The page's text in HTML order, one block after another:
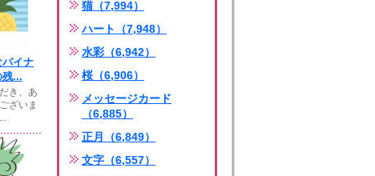
パイナ
残...
き、あ
ざいま
猫（7,994）
ハート（7,948）
水彩（6,942）
桜（6,906）
メッセージカード
（6,885）
正月（6,849）
文字（6,557）